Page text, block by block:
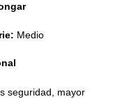
Medio
seguridad, mayor